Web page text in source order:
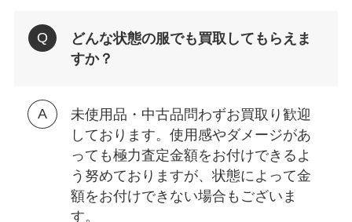
どんな状態の服でも買取してもらえま
すか？
未使用品・中古品問わずお買取り歓迎
しております。使用感やダメージがあ
っても極力査定金額をお付けできるよ
う努めておりますが、状態によって金
額をお付けできない場合もございま
す。